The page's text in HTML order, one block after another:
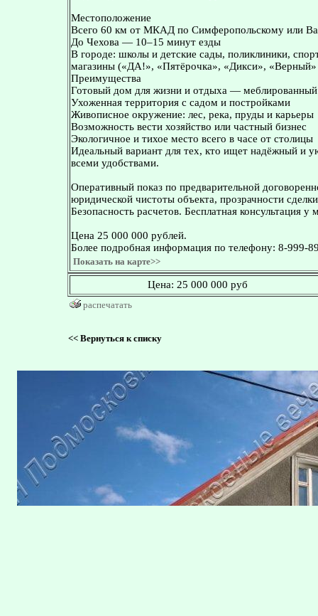
Местоположение
Всего 60 км от МКАД по Симферопольскому или
До Чехова — 10–15 минут езды
В городе: школы и детские сады, поликлиники,
магазины («ДА!», «Пятёрочка», «Дикси»,
Преимущества
Готовый дом для жизни и отдыха —
Ухоженная территория с садом и постройками
Живописное окружение: лес, река, пруды и карьеры
Возможность вести хозяйство или частный бизнес
Экологичное и тихое место всего в часе от столицы
Идеальный вариант для тех, кто ищет надёжный и
всеми удобствами.
Оперативный показ по предварительной
юридической чистоты объекта, прозрачности
Безопасность расчетов. Бесплатная консультация
Цена 25 000 000 рублей.
Более подробная информация по телефону: 8-999-
Показать на карте>>
Цена: 25 000 000 руб
распечатать
<<Вернуться к списку